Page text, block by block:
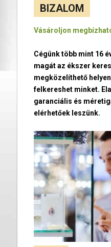
BIZALOM
Vásároljon
Cégünk több mint 16
magát az ékszer
megközelíthető
felkereshet minket.
garanciális és
elérhetőek leszünk.